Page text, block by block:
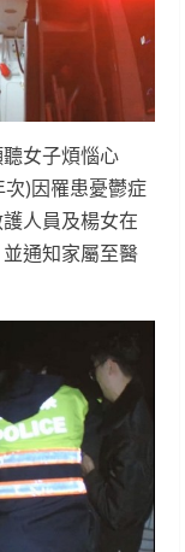
女子煩惱心
)因罹患憂鬱症
人員及楊女在
通知家屬至醫